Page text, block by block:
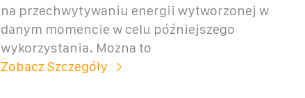
na przechwytywaniu energii wytworzonej w
danym momencie w celu późniejszego
wykorzystania. Można to
Zobacz Szczegóły